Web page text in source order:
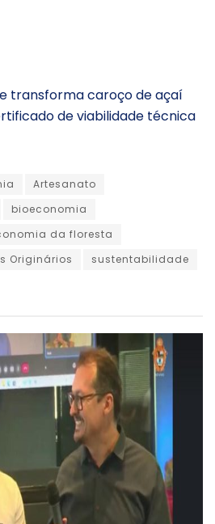
transforma caroço de açaí
de viabilidade técnica
Artesanato
bioeconomia
da floresta
Originários sustentabilidade